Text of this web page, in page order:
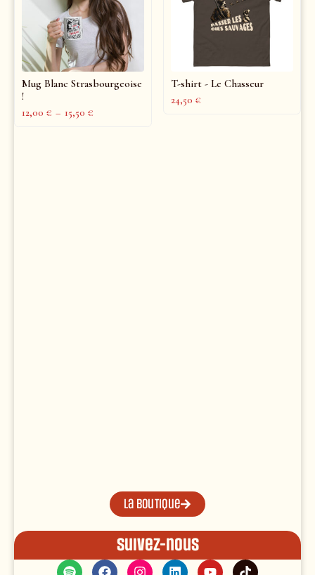
Mug Blanc Strasbourgeoise
!
12,00 € – 15,50 €
T-shirt - Le Chasseur
24,50 €
La boutique
Suivez-nous